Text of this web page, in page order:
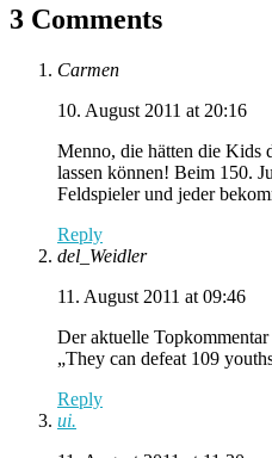
3 Comments
Carmen
10. August 2011 at 20:16
Menno, die hätten die Kids
lassen können! Beim 150.
Feldspieler und jeder
Reply
del_Weidler
11. August 2011 at 09:46
Der aktuelle
„They can defeat 109
Reply
ui.